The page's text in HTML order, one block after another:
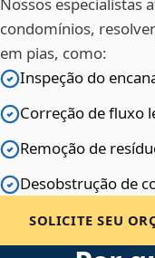
Nossos especialistas
condomínios,
em pias, como:
Inspeção do
Correção de fluxo
Remoção de
Desobstrução de
SOLICITE SEU